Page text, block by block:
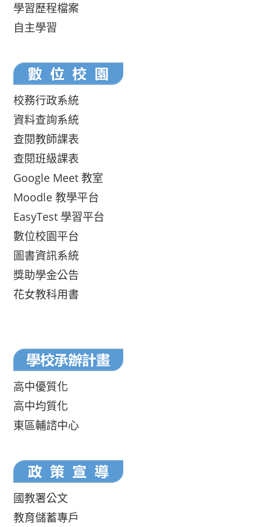
學習歷程檔案
自主學習
校務行政系統
資料查詢系統
查閱教師課表
查閱班級課表
Google Meet 教室
Moodle 教學平台
EasyTest 學習平台
數位校園平台
圖書資訊系統
獎助學金公告
花女教科用書
高中優質化
高中均質化
東區輔諮中心
國教署公文
教育儲蓄專戶